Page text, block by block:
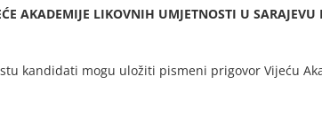
AKADEMIJE LIKOVNIH UMJETNOSTI U
kandidati mogu uložiti pismeni prigovor Vijeću